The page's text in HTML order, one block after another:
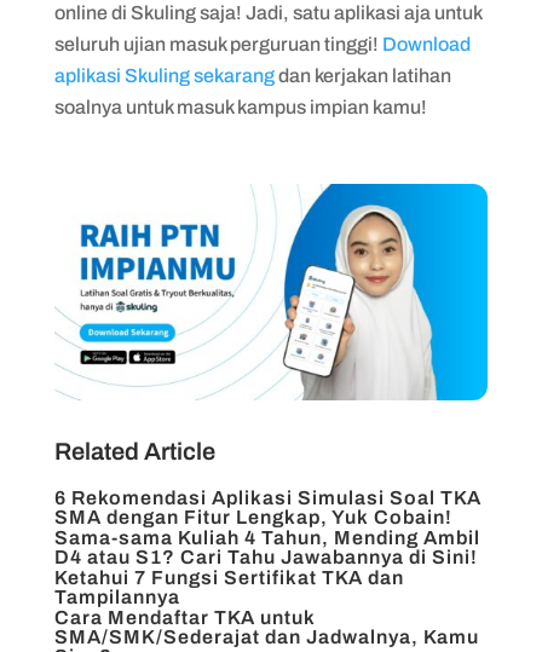
online di Skuling saja! Jadi, satu aplikasi aja untuk
seluruh ujian masuk perguruan tinggi! Download
aplikasi Skuling sekarangdan kerjakan latihan
soalnya untuk masuk kampus impian kamu!
Related Article
6 Rekomendasi Aplikasi Simulasi Soal TKA
SMA dengan Fitur Lengkap, Yuk Cobain!
Sama-sama Kuliah 4 Tahun, Mending Ambil
D4 atau S1? Cari Tahu Jawabannya di Sini!
Ketahui 7 Fungsi Sertifikat TKA dan
Tampilannya
Cara Mendaftar TKA untuk
SMA/SMK/Sederajat dan Jadwalnya, Kamu